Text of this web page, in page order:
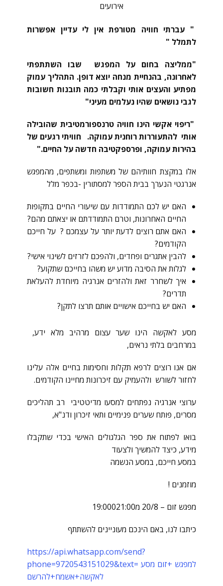
אירועים
" עברתי חוויה מטורפת אין לי עדיין אפשרות
לתמלל "
"ממליצה ​​בחום על המפגש שבו השתתפתי
לאחרונה, בהנחיית מנחה יוצא דופן. התהליך עמוק
מפתיע והעצים אותי וקבלתי כמה תובנות חשובות
לגבי נושאים שהיו נעלמים מעיני"
"ריפוי אקשי הינו חוויה טרנספורמטיבית שהובילה
אותי להתעוררות רוחנית עמוקה. חוויתי רגעים של
בהירות עמוקה, ופרספקטיבה חדשה על החיים."
אלו במקצת חוותיהם של משתפות ומשתפים, מהמפגש
אנרגטי הנערך בבית הספר למסתורין -בכפר מלל
האם יש לכם התמודדות עם שיעורי החיים בתקופות
החיים האחרונות, וטרם התמודדתם או יצאתם מהם?
האם אתם רוצים לדעת יותר על עצמכם ? על חייכם
הקודמים?
להבין אתגרים ופחדים, ולהפכם לזרזים לשינוי אישי?
לגלות את הסיבה מדוע יש משהו בחייכם שתקוע?
איך לשחרר זאת ולהזרים אנרגיה מיוחדת להעלאת
תדרים?
האם יש בחייכם אישויים אותם תרצו לתקן?
מסע לאקשה הינו שער עצום מרהיב מלא ידע,
במרחבים בלתי נראים,
אם אנו רוצים לרפא תקלות וחסימות בחיים אלה עלינו
לחזור לשורש ולהעמיק עם זיכרונות מחיינו הקודמים.
ערוצי אנרגיה נפתחים למסעו מדיטטיבי רב תהליכים
מסרים, פותח שערים פנימיים ותאי זיכרון ודנ"א,
בואו לפתוח את ספר הגלגולים האישי בכדי שתקבלו
מידע, כיצד להמשיך ולצעוד
במסע חייכם, במסע הנשמה
מוזמנים !
מפגש זום – 20/8 מ19:00021:00
כיתבו לנו, באם הינכם מעוניינים להשתתף
https://api.whatsapp.com/send?
phone=9720543151029&text= למפגש +זום מסע
לאקשה+אשמח+להרשם